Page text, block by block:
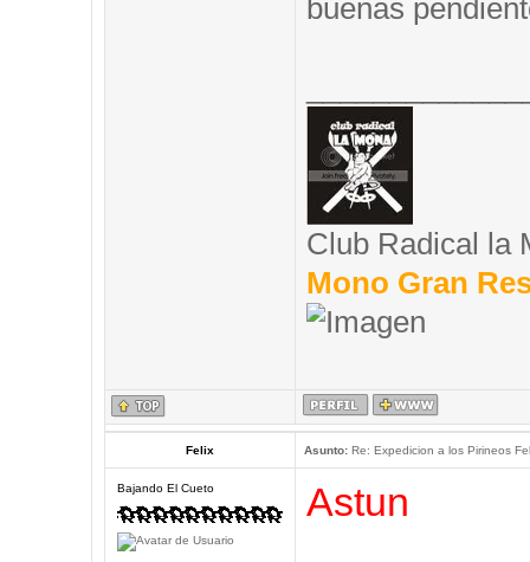
buenas
Club Radical la
Mono Gran
Felix Asunto:Re: Expedicion a los Pirineos
Bajando El Cueto Astun